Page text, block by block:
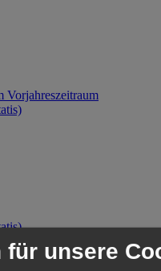
Vorjahreszeitraum
unsere